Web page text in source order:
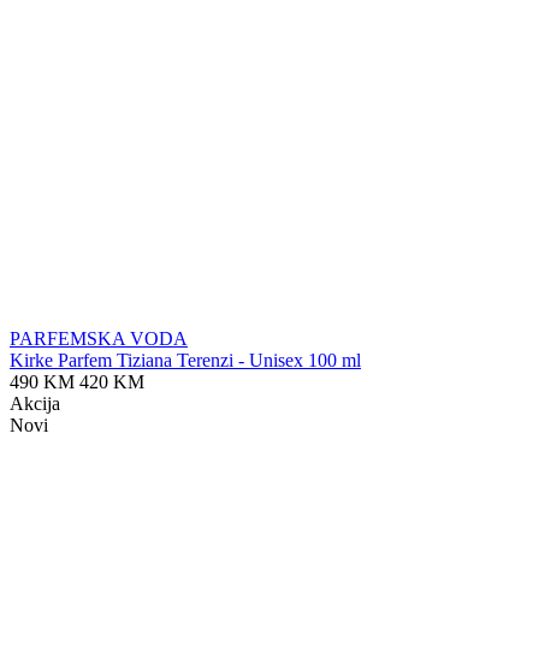
PARFEMSKA VODA
Kirke Parfem Tiziana Terenzi - Unisex 100 ml
490 KM 420 KM
Akcija
Novi